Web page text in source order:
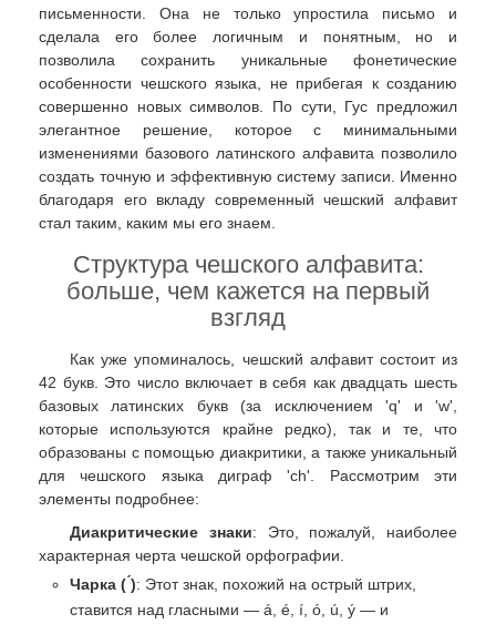
письменности. Она не только упростила письмо и
сделала его более логичным и понятным, но и
позволила сохранить уникальные фонетические
особенности чешского языка, не прибегая к созданию
совершенно новых символов. По сути, Гус предложил
элегантное решение, которое с минимальными
изменениями базового латинского алфавита позволило
создать точную и эффективную систему записи. Именно
благодаря его вкладу современный чешский алфавит
стал таким, каким мы его знаем.
Структура чешского алфавита:
больше, чем кажется на первый
взгляд
Как уже упоминалось, чешский алфавит состоит из
42 букв. Это число включает в себя как двадцать шесть
базовых латинских букв (за исключением 'q' и 'w',
которые используются крайне редко), так и те, что
образованы с помощью диакритики, а также уникальный
для чешского языка диграф 'ch'. Рассмотрим эти
элементы подробнее:
Диакритические знаки: Это, пожалуй, наиболее
характерная черта чешской орфографии.
Чарка ( ́): Этот знак, похожий на острый штрих,
ставится над гласными — á, é, í, ó, ú, ý — и